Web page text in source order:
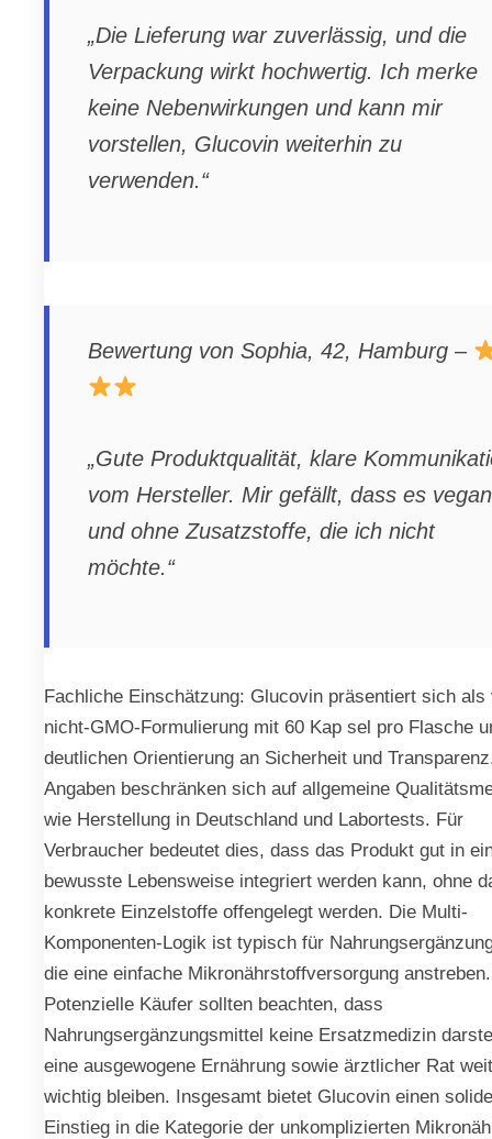
„Die Lieferung war zuverlässig, und die
Verpackung wirkt hochwertig. Ich merke
keine Nebenwirkungen und kann mir
vorstellen, Glucovin weiterhin zu
verwenden.“
Bewertung von Sophia, 42, Hamburg –
„Gute Produktqualität, klare
vom Hersteller. Mir gefällt, dass es
und ohne Zusatzstoffe, die ich nicht
möchte.“
Fachliche Einschätzung: Glucovin präsentiert sich als
nicht-GMO-Formulierung mit 60 Kap sel pro Flasche
deutlichen Orientierung an Sicherheit und
Angaben beschränken sich auf allgemeine
wie Herstellung in Deutschland und Labortests. Für
Verbraucher bedeutet dies, dass das Produkt gut in
bewusste Lebensweise integriert werden kann, ohne
konkrete Einzelstoffe offengelegt werden. Die Multi-
Komponenten-Logik ist typisch für
die eine einfache Mikronährstoffversorgung anstreben.
Potenzielle Käufer sollten beachten, dass
Nahrungsergänzungsmittel keine Ersatzmedizin
eine ausgewogene Ernährung sowie ärztlicher Rat
wichtig bleiben. Insgesamt bietet Glucovin einen
Einstieg in die Kategorie der unkomplizierten